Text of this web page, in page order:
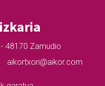
48170 Zamudio
aikortxori@aikor.com